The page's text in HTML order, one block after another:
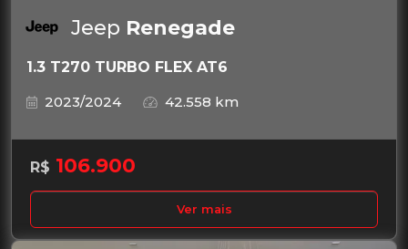
Jeep Renegade
1.3 T270 TURBO FLEX AT6
2023/2024
42.558 km
R$ 106.900
Ver mais